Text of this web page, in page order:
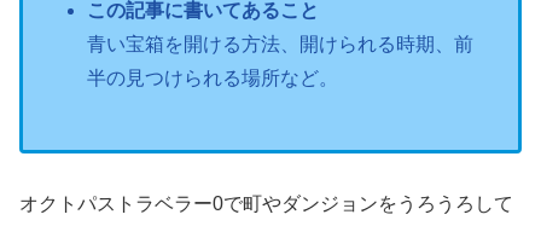
この記事に書いてあること
青い宝箱を開ける方法、開けられる時期、前
半の見つけられる場所など。
オクトパストラベラー0で町やダンジョンをうろうろして